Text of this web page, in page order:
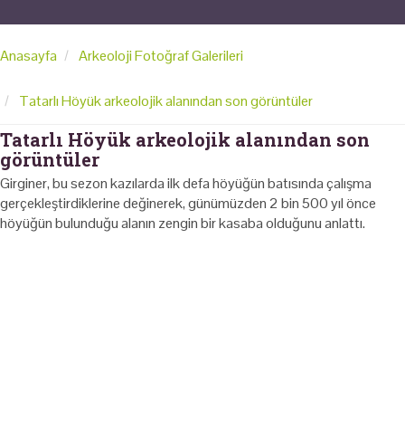
Anasayfa Arkeoloji Fotoğraf Galerileri
Tatarlı Höyük arkeolojik alanından son görüntüler
Tatarlı Höyük arkeolojik alanından son
görüntüler
Girginer, bu sezon kazılarda ilk defa höyüğün batısında çalışma
gerçekleştirdiklerine değinerek, günümüzden 2 bin 500 yıl önce
höyüğün bulunduğu alanın zengin bir kasaba olduğunu anlattı.